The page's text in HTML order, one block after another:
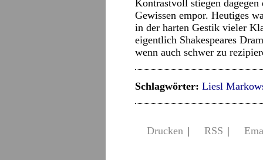
Kontrastvoll stiegen
Gewissen empor. Heutiges
in der harten Gestik vieler
eigentlich Shakespeares
wenn auch schwer zu
Schlagwörter: Liesl
Drucken | RSS |